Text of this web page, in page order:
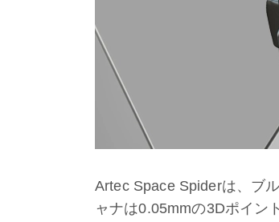
Artec Space Spiderは、ブ
ャナは0.05mmの3Dポイン